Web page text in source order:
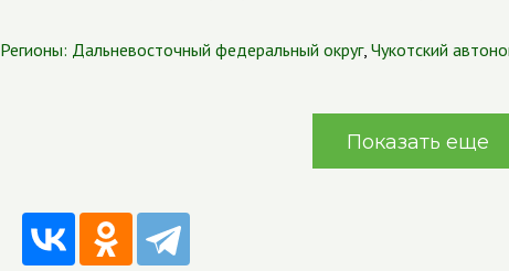
Регионы: Дальневосточный федеральный округ, Чукотский
Показать еще